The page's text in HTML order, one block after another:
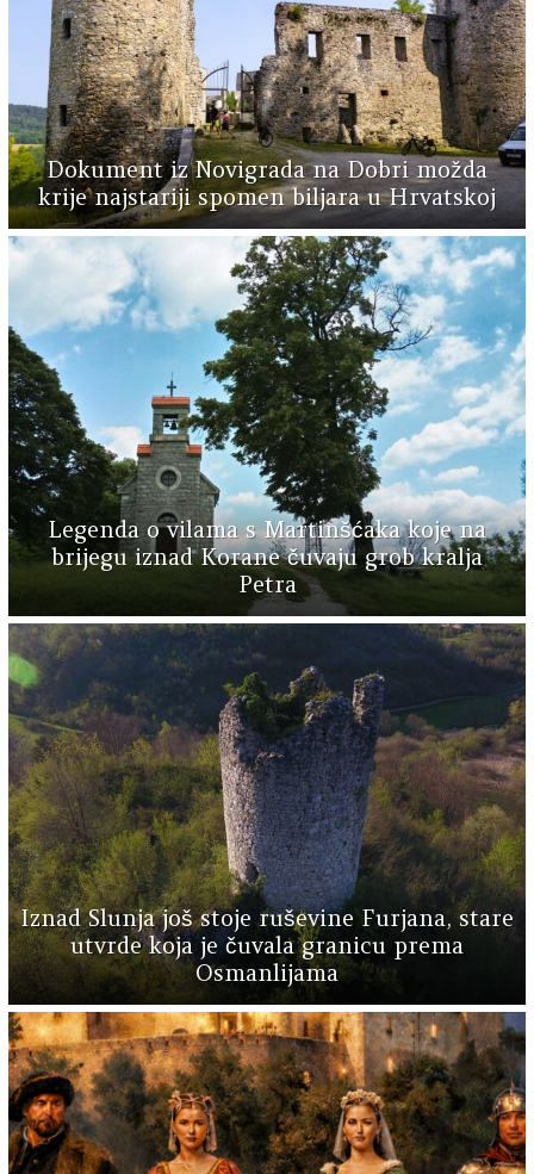
Dokument iz Novigrada na Dobri možda
krije najstariji spomen biljara u Hrvatskoj
Legenda o vilama s Martinšćaka koje na
brijegu iznad Korane čuvaju grob kralja
Petra
Iznad Slunja još stoje ruševine Furjana, stare
utvrde koja je čuvala granicu prema
Osmanlijama